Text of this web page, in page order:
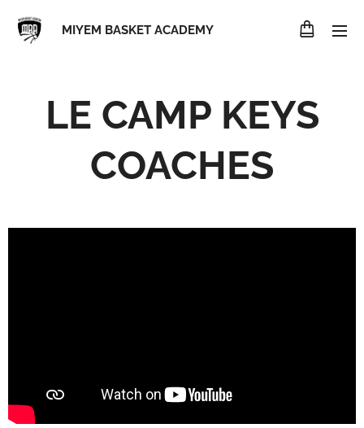
MIYEM BASKET ACADEMY
LE CAMP KEYS
COACHES